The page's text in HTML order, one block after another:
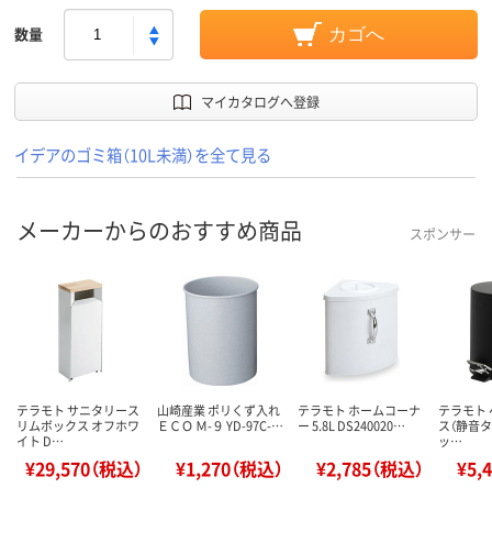
数量 カゴへ
マイカタログへ登録
イデアのゴミ箱（10L未満）を全て見る
メーカーからのおすすめ商品 スポンサー
テラモト サニタリース
リムボックス オフホワ
イト D…
¥29,570（税込）
山崎産業 ポリくず入れ
ＥＣＯ Ｍ-９ YD-97C-…
¥1,270（税込）
テラモト ホームコーナ
ー 5.8L DS240020…
¥2,785（税込）
テラモト
ス（静音
ッ…